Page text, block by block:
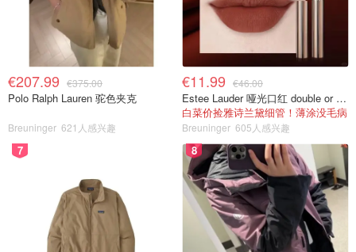
€207.99 €375.00
Polo Ralph Lauren 驼色夹克
Breuninger 621人感兴趣
€11.99 €46.00
Estee Lauder 哑光口红 double or nothing色号
白菜价捡雅诗兰黛细管！薄涂没毛病
Breuninger 605人感兴趣
7 8